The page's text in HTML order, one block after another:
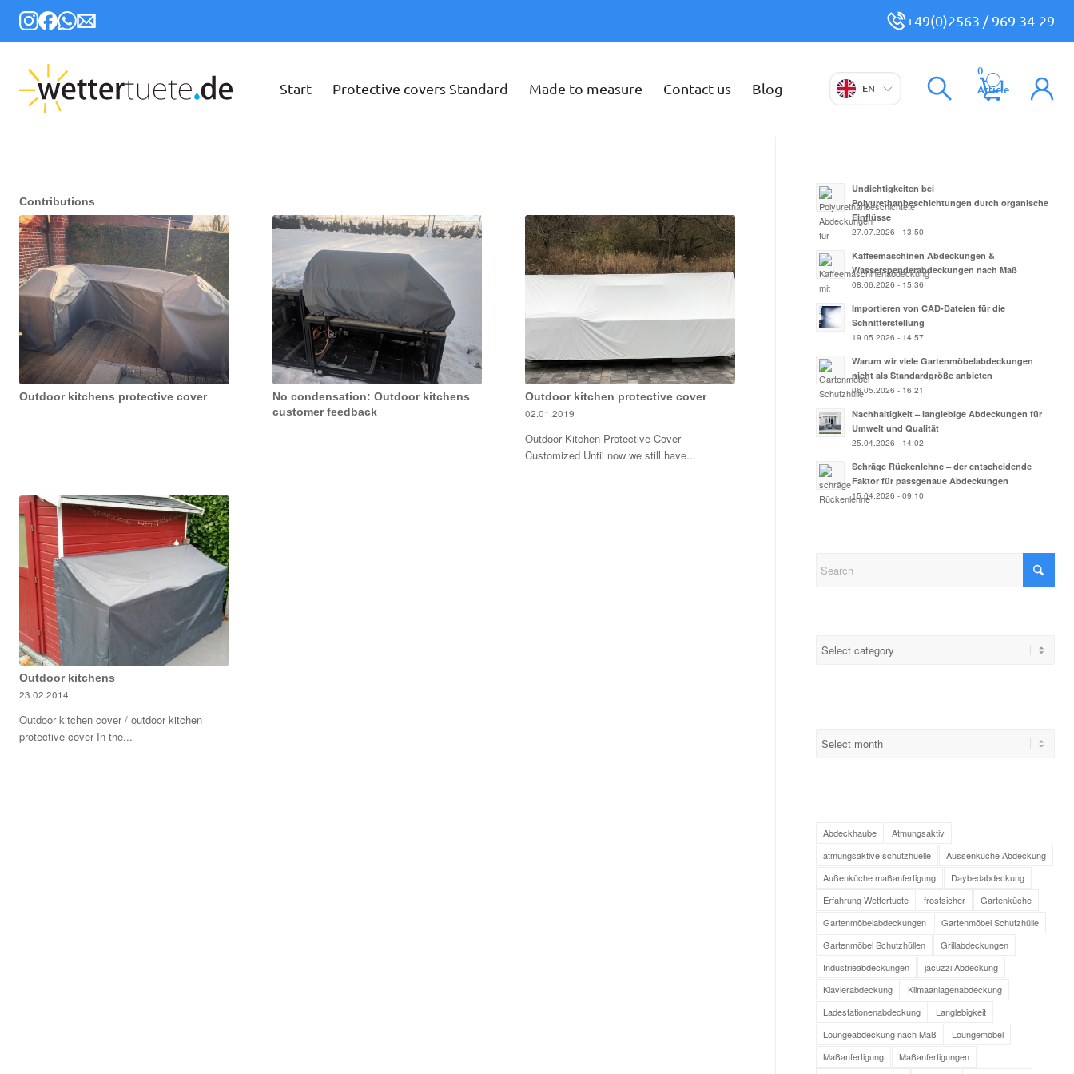
+49(0)2563 / 969 34-29
Start Protective covers Standard Made to measure Contact us Blog EN
0
Article
Contributions
Outdoor kitchens protective cover
No condensation: Outdoor kitchens
customer feedback
Outdoor kitchen protective cover
02.01.2019
Outdoor Kitchen Protective Cover
Customized Until now we still have...
Outdoor kitchens
23.02.2014
Outdoor kitchen cover / outdoor kitchen
protective cover In the...
Undichtigkeiten bei
Polyurethanbeschichtungen durch organische
Einflüsse
27.07.2026 - 13:50
Kaffeemaschinen Abdeckungen &
Wasserspenderabdeckungen nach Maß
08.06.2026 - 15:36
Importieren von CAD-Dateien für die
Schnitterstellung
19.05.2026 - 14:57
Warum wir viele Gartenmöbelabdeckungen
nicht als Standardgröße anbieten
06.05.2026 - 16:21
Nachhaltigkeit – langlebige Abdeckungen für
Umwelt und Qualität
25.04.2026 - 14:02
Schräge Rückenlehne – der entscheidende
Faktor für passgenaue Abdeckungen
15.04.2026 - 09:10
Abdeckhaube
Atmungsaktiv
atmungsaktive schutzhuelle
Aussenküche Abdeckung
Außenküche maßanfertigung
Daybedabdeckung
Erfahrung Wettertuete
frostsicher
Gartenküche
Gartenmöbelabdeckungen
Gartenmöbel Schutzhülle
Gartenmöbel Schutzhüllen
Grillabdeckungen
Industrieabdeckungen
jacuzzi Abdeckung
Klavierabdeckung
Klimaanlagenabdeckung
Ladestationenabdeckung
Langlebigkeit
Loungeabdeckung nach Maß
Loungemöbel
Maßanfertigung
Maßanfertigungen